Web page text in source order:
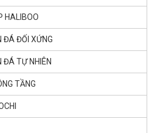
HALIBOO
ĐÁ ĐỐI XỨNG
ĐÁ TỰ NHIÊN
TẦNG